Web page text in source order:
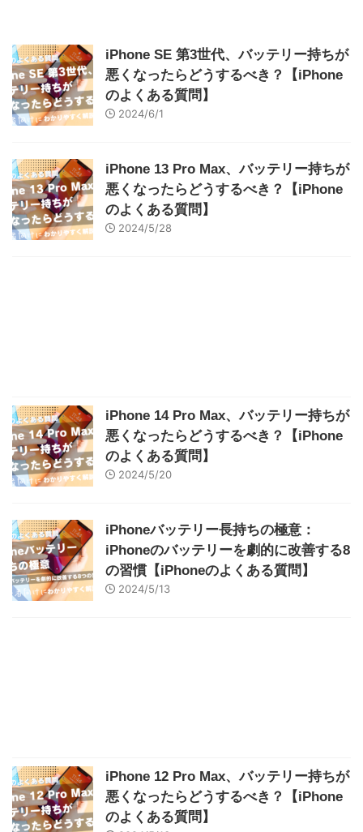
iPhone SE 第3世代、バッテリー持ちが
悪くなったらどうするべき？【iPhone
のよくある質問】
2024/6/1
iPhone 13 Pro Max、バッテリー持ちが
悪くなったらどうするべき？【iPhone
のよくある質問】
2024/5/28
iPhone 14 Pro Max、バッテリー持ちが
悪くなったらどうするべき？【iPhone
のよくある質問】
2024/5/20
iPhoneバッテリー長持ちの極意：
iPhoneのバッテリーを劇的に改善する8
の習慣【iPhoneのよくある質問】
2024/5/13
iPhone 12 Pro Max、バッテリー持ちが
悪くなったらどうするべき？【iPhone
のよくある質問】